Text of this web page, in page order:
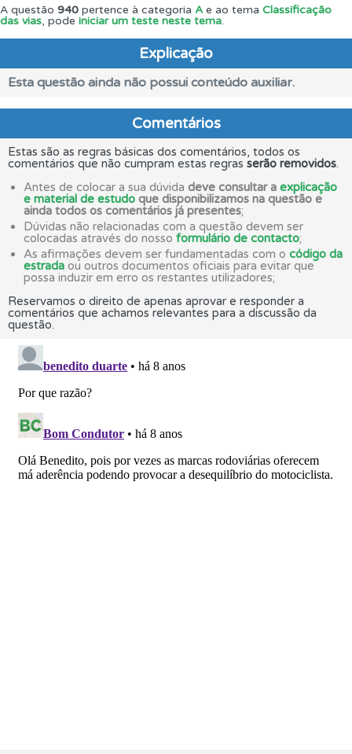
A questão 940 pertence à categoria Ae ao tema Classificação
das vias, pode iniciar um teste neste tema.
Explicação
Esta questão ainda não possui conteúdo auxiliar.
Comentários
Estas são as regras básicas dos comentários, todos os
comentários que não cumpram estas regras serão removidos.
Antes de colocar a sua dúvida deve consultar a explicação
e material de estudo que disponibilizamos na questão e
ainda todos os comentários já presentes;
Dúvidas não relacionadas com a questão devem ser
colocadas através do nosso formulário de contacto;
As afirmações devem ser fundamentadas com o código da
estrada ou outros documentos oficiais para evitar que
possa induzir em erro os restantes utilizadores;
Reservamos o direito de apenas aprovar e responder a
comentários que achamos relevantes para a discussão da
questão.